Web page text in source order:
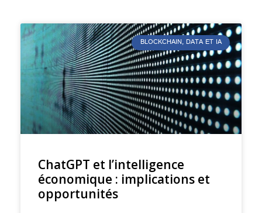
BLOCKCHAIN, DATA ET IA
ChatGPT et l’intelligence
économique : implications et
opportunités